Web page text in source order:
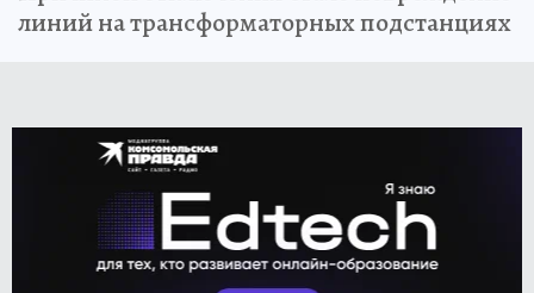
линий на трансформаторных подстанциях